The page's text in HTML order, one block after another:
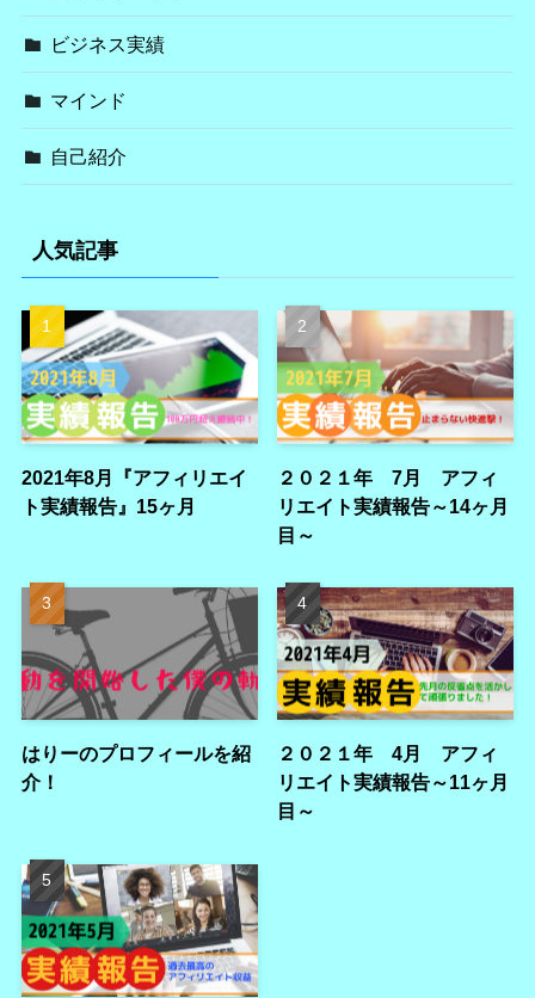
ビジネス実績
マインド
自己紹介
人気記事
2021年8月『アフィリエイ
ト実績報告』15ヶ月
２０２１年 7月 アフィ
リエイト実績報告～14ヶ月
目～
はりーのプロフィールを紹
介！
２０２１年 4月 アフィ
リエイト実績報告～11ヶ月
目～